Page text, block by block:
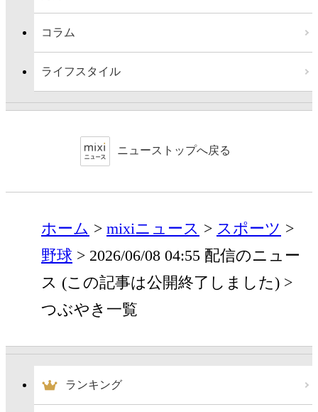
コラム
ライフスタイル
ニューストップへ戻る
ホーム mixiニュース
スポーツ
野球
2026/06/08 04:55 配信のニュー
ス (この記事は公開終了しました)
つぶやき一覧
ランキング